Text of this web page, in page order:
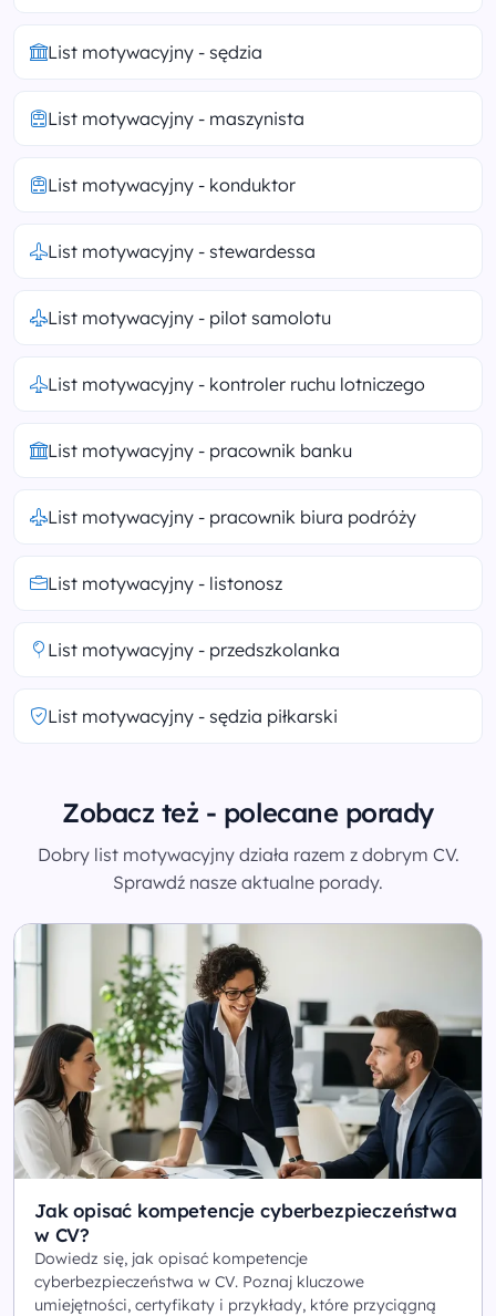
List motywacyjny - sędzia
List motywacyjny - maszynista
List motywacyjny - konduktor
List motywacyjny - stewardessa
List motywacyjny - pilot samolotu
List motywacyjny - kontroler ruchu lotniczego
List motywacyjny - pracownik banku
List motywacyjny - pracownik biura podróży
List motywacyjny - listonosz
List motywacyjny - przedszkolanka
List motywacyjny - sędzia piłkarski
Zobacz też - polecane porady
Dobry list motywacyjny działa razem z dobrym CV.
Sprawdź nasze aktualne porady.
Jak opisać kompetencje cyberbezpieczeństwa
w CV?
Dowiedz się, jak opisać kompetencje
cyberbezpieczeństwa w CV. Poznaj kluczowe
umiejętności, certyfikaty i przykłady, które przyciągną